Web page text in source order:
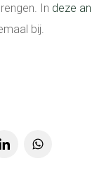
In deze
bij.